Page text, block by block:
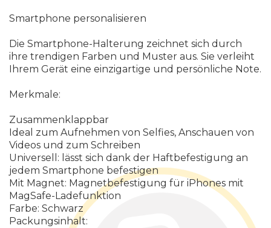
Smartphone personalisieren
Die Smartphone-Halterung zeichnet sich durch
ihre trendigen Farben und Muster aus. Sie verleiht
Ihrem Gerät eine einzigartige und persönliche Note.
Merkmale:
Zusammenklappbar
Ideal zum Aufnehmen von Selfies, Anschauen von
Videos und zum Schreiben
Universell: lässt sich dank der Haftbefestigung an
jedem Smartphone befestigen
Mit Magnet: Magnetbefestigung für iPhones mit
MagSafe-Ladefunktion
Farbe: Schwarz
Packungsinhalt: